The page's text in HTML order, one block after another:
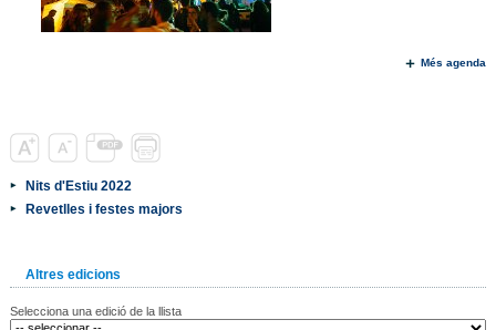
Més agenda
Nits d'Estiu 2022
Revetlles i festes majors
Altres edicions
Selecciona una edició de la llista